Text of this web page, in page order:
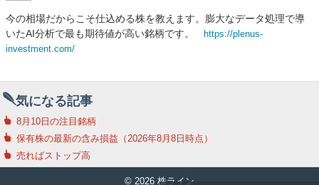
今の相場だからこそ仕込める株を教えます。膨大なデータ処理で導
いたAI分析で最も期待値が高い銘柄です。
https://plenus-
investment.com/
気になる記事
8月10日の注目銘柄
保有株の最新の含み損益（2026年8月8日時点）
売ればストップ高
© 2026 株ライン